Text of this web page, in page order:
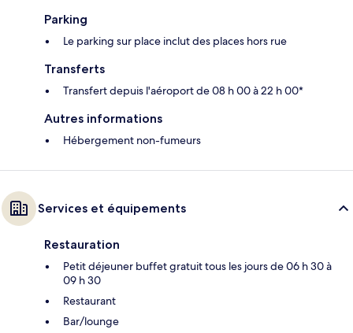
Parking
Le parking sur place inclut des places hors rue
Transferts
Transfert depuis l'aéroport de 08 h 00 à 22 h 00*
Autres informations
Hébergement non-fumeurs
Services et équipements
Restauration
Petit déjeuner buffet gratuit tous les jours de 06 h 30 à
09 h 30
Restaurant
Bar/lounge